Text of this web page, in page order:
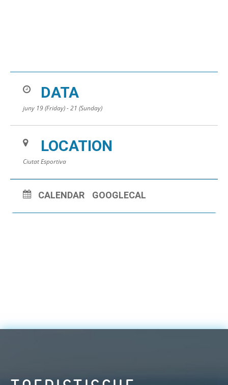
DATA
juny 19 (Friday) - 21 (Sunday)
LOCATION
Ciutat Esportiva
CALENDAR GOOGLECAL